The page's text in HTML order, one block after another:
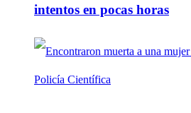
intentos en pocas horas